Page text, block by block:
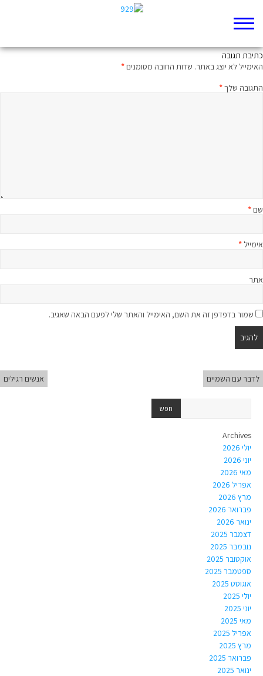
כתיבת תגובה
האימייל לא יוצג באתר. שדות החובה מסומנים*
התגובה שלך*
שם*
אימייל *
אתר
שמור בדפדפן זה את השם, האימייל והאתר שלי לפעם הבאה שאגיב.
לדבר עם השמיים אנשים רגילים
Archives
יולי 2026
יוני 2026
מאי 2026
אפריל 2026
מרץ 2026
פברואר 2026
ינואר 2026
דצמבר 2025
נובמבר 2025
אוקטובר 2025
ספטמבר 2025
אוגוסט 2025
יולי 2025
יוני 2025
מאי 2025
אפריל 2025
מרץ 2025
פברואר 2025
ינואר 2025